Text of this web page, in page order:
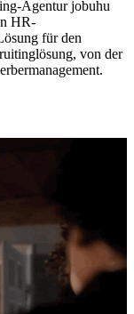
Agentur jobuhu
HR-
für den
von der